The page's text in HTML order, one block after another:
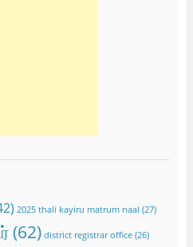
2025 thali kayiru matrum naal (27)
(62) district registrar office(26)